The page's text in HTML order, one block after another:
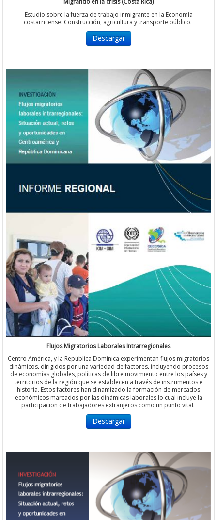
Migrando en la crisis (Costa Rica)
Estudio sobre la fuerza de trabajo inmigrante en la Economía
costarricense: Construcción, agricultura y transporte público.
Descargar
Flujos Migratorios Laborales Intrarregionales
Centro América, y la República Dominica experimentan flujos migratorios
dinámicos, dirigidos por una variedad de factores, incluyendo procesos
de economías globales, políticas de libre movimiento entre los países y
territorios de la región que se establecen a través de instrumentos e
historia. Estos factores han dinamizado la formación de mercados
económicos marcados por las dinámicas laborales lo cual incluye la
participación de trabajadores extranjeros como un punto vital.
Descargar